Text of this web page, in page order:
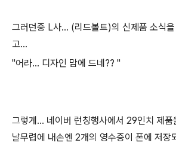
그러던중 L사... (리드볼트)의 신제품 소식
고...
"어라... 디자인 맘에 드네?? "
그렇게... 네이버 런칭행사에서 29인치 제품
날무렵에 내손엔 2개의 영수증이 폰에 저장